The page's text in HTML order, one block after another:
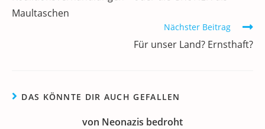
k
Maultaschen
Nächster Beitrag
Für unser Land? Ernsthaft?
DAS KÖNNTE DIR AUCH GEFALLEN
von Neonazis bedroht